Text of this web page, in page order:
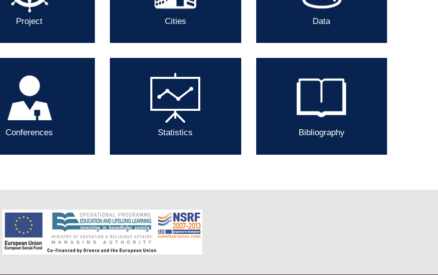
Project Cities Data
Conferences Statistics Bibliography